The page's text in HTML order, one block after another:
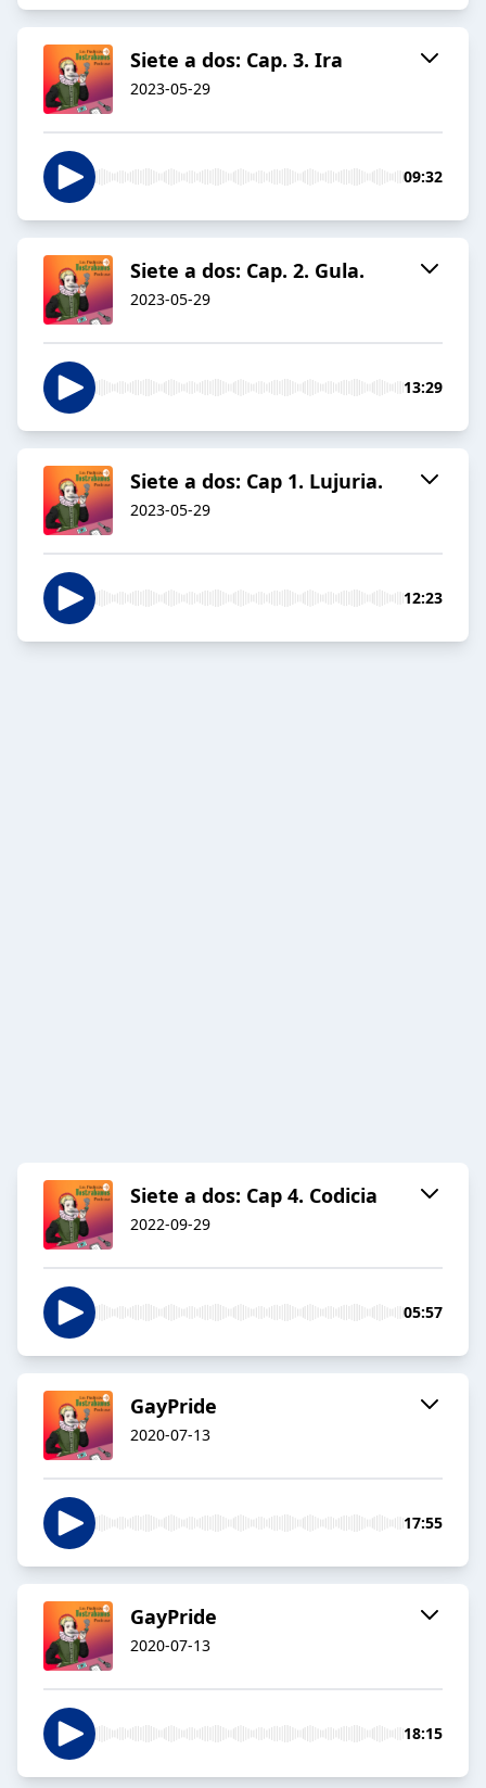
Siete a dos: Cap. 3. Ira
2023-05-29
09:32
Siete a dos: Cap. 2. Gula.
2023-05-29
13:29
Siete a dos: Cap 1. Lujuria.
2023-05-29
12:23
Siete a dos: Cap 4. Codicia
2022-09-29
05:57
GayPride
2020-07-13
17:55
GayPride
2020-07-13
18:15